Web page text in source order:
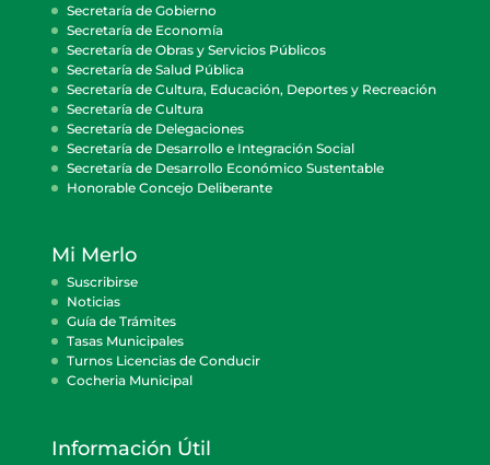
Secretaría de Gobierno
Secretaría de Economía
Secretaría de Obras y Servicios Públicos
Secretaría de Salud Pública
Secretaría de Cultura, Educación, Deportes y Recreación
Secretaría de Cultura
Secretaría de Delegaciones
Secretaría de Desarrollo e Integración Social
Secretaría de Desarrollo Económico Sustentable
Honorable Concejo Deliberante
Mi Merlo
Suscribirse
Noticias
Guía de Trámites
Tasas Municipales
Turnos Licencias de Conducir
Cocheria Municipal
Información Útil